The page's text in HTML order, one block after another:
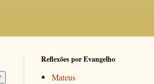
Reflexões por Evangelho
Mateus